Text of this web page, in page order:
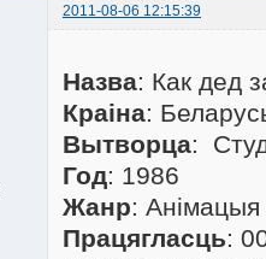
2011-08-06 12:15:39
Назва: Как дед
Краіна:
Вытворца:
Год: 1986
Жанр: Анімацыя
Працягласць: